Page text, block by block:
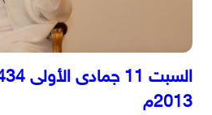
2013م